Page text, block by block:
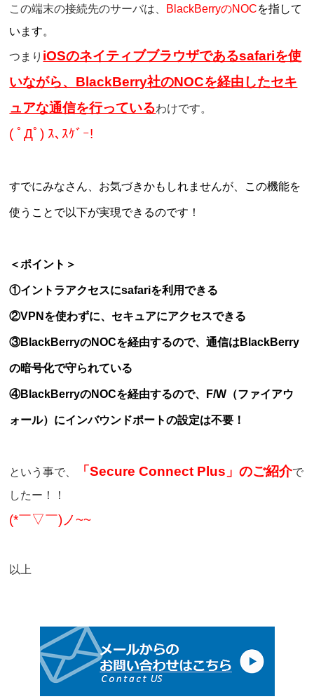
この端末の接続先のサーバは、 BlackBerryのNOCを指して
います。
つまり iOSのネイティブブラウザであるsafariを使
いながら、BlackBerry社のNOCを経由したセキ
ュアな通信を行っているわけです。
( ﾟДﾟ) ｽ､ｽｹﾞｰ!
すでにみなさん、お気づきかもしれませんが、この機能を
使うことで以下が実現できるのです！
＜ポイント＞
①イントラアクセスにsafariを利用できる
②VPNを使わずに、セキュアにアクセスできる
③BlackBerryのNOCを経由するので、通信はBlackBerry
の暗号化で守られている
④BlackBerryのNOCを経由するので、F/W（ファイアウ
ォール）にインバウンドポートの設定は不要！
という事で、 「Secure Connect Plus」のご紹介で
したー！！
(*￣▽￣)ノ~~
以上